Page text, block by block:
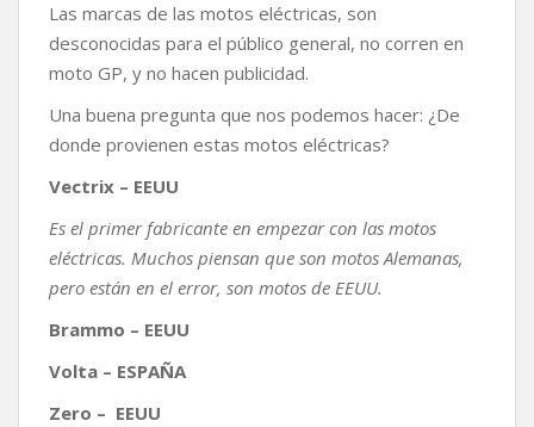
Las marcas de las motos eléctricas, son
desconocidas para el público general, no corren en
moto GP, y no hacen publicidad.
Una buena pregunta que nos podemos hacer: ¿De
donde provienen estas motos eléctricas?
Vectrix – EEUU
Es el primer fabricante en empezar con las motos
eléctricas. Muchos piensan que son motos Alemanas,
pero están en el error, son motos de EEUU.
Brammo – EEUU
Volta – ESPAÑA
Zero – EEUU